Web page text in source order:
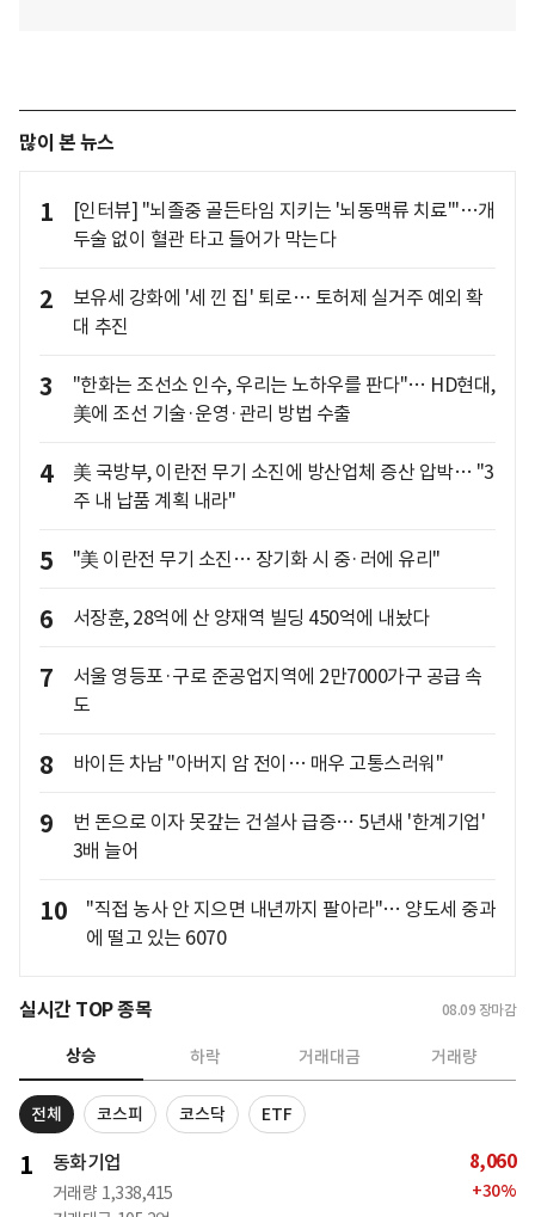
많이 본 뉴스
1
[인터뷰] "뇌졸중 골든타임 지키는 '뇌동맥류 치료'"…개
두술 없이 혈관 타고 들어가 막는다
2
보유세 강화에 '세 낀 집' 퇴로… 토허제 실거주 예외 확
대 추진
3
"한화는 조선소 인수, 우리는 노하우를 판다"… HD현대,
美에 조선 기술·운영·관리 방법 수출
4
美 국방부, 이란전 무기 소진에 방산업체 증산 압박… "3
주 내 납품 계획 내라"
5 "美 이란전 무기 소진… 장기화 시 중·러에 유리"
6 서장훈, 28억에 산 양재역 빌딩 450억에 내놨다
7
서울 영등포·구로 준공업지역에 2만7000가구 공급 속
도
8 바이든 차남 "아버지 암 전이… 매우 고통스러워"
9
번 돈으로 이자 못갚는 건설사 급증… 5년새 '한계기업'
3배 늘어
10
"직접 농사 안 지으면 내년까지 팔아라"… 양도세 중과
에 떨고 있는 6070
실시간 TOP 종목 08.09 장마감
상승 하락 거래대금 거래량
전체 코스피 코스닥 ETF
1 동화기업
거래량 1,338,415
8,060
+30%